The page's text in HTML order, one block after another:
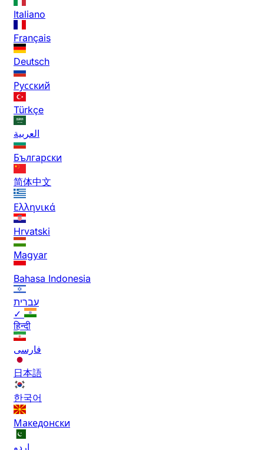
Italiano
Français
Deutsch
Русский
Türkçe
العربية
Български
简体中文
Ελληνικά
Hrvatski
Magyar
Bahasa Indonesia
עברית
✓
हिन्दी
فارسی
日本語
한국어
Македонски
اردو